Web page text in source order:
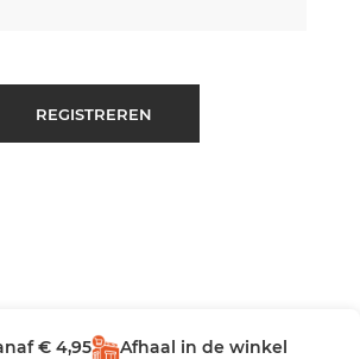
REGISTREREN
€ 4,95
Afhaal in de winkel